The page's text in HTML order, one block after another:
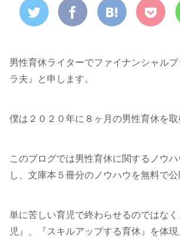
男性育休ライターでファイナンシャル
ラ夫』と申します。
僕は２０２０年に８ヶ月の男性育休を取
このブログでは男性育休に関するノウ
し、文庫本５冊分のノウハウを無料で公
単に苦しい育児で終わらせるのではな
児』、『スキルアップする育休』を体現